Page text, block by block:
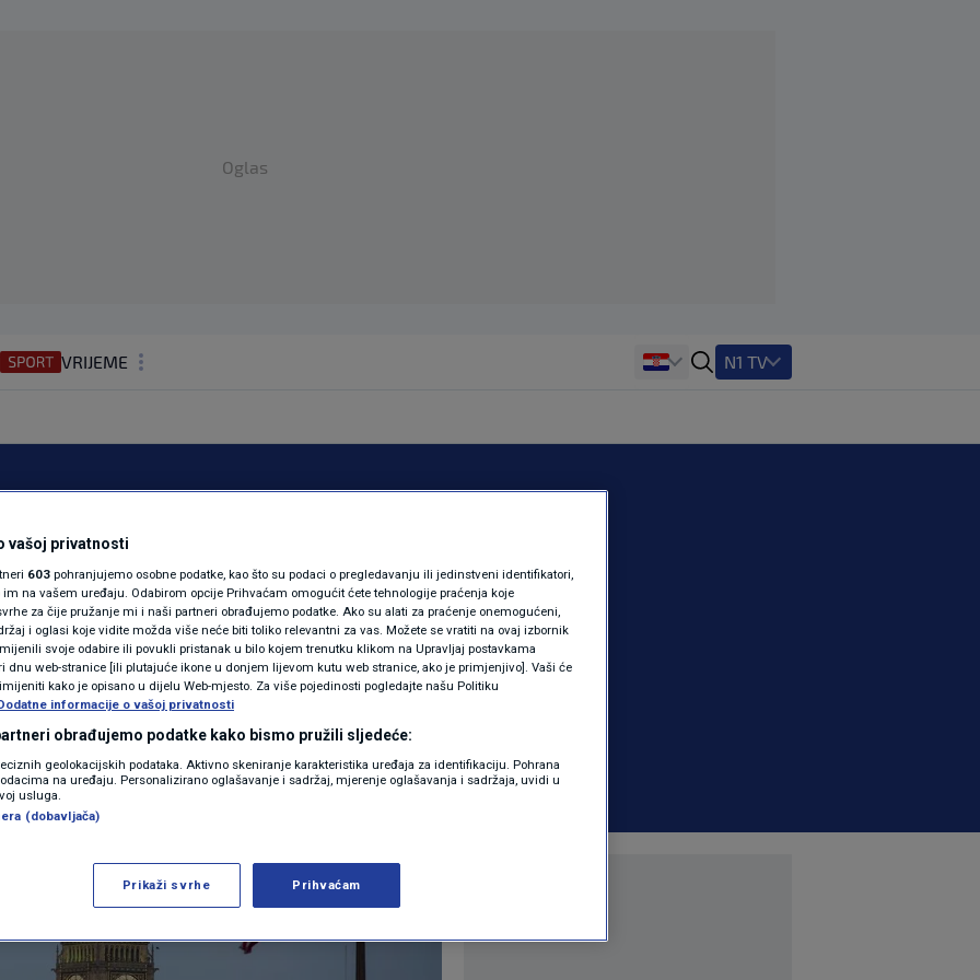
Oglas
VRIJEME
REGIJA
MAGAZIN
KOLUMNE
N1(DIS)INFO
KLIMATSKE PROMJENE
FOTO
VIDEO
N1 TV
ograničava
na tekućim
07. lip. 2019. 18:09 18:13 EKONOMIJA
vašoj privatnosti
603 pohranjujemo osobne podatke, kao što su podaci o pregledavanju ili jedinstveni identifikatori,
na vašem uređaju. Odabirom opcije Prihvaćam omogućit ćete tehnologije praćenja koje
za čije pružanje mi i naši partneri obrađujemo podatke. Ako su alati za praćenje onemogućeni,
i oglasi koje vidite možda više neće biti toliko relevantni za vas. Možete se vratiti na ovaj izbornik
svoje odabire ili povukli pristanak u bilo kojem trenutku klikom na Upravljaj postavkama
dnu web-stranice [ili plutajuće ikone u donjem lijevom kutu web stranice, ako je primjenjivo]. Vaši će
kako je opisano u dijelu Web-mjesto. Za više pojedinosti pogledajte našu Politiku
informacije o vašoj privatnosti
obrađujemo podatke kako bismo pružili sljedeće:
geolokacijskih podataka. Aktivno skeniranje karakteristika uređaja za identifikaciju. Pohrana
na uređaju. Personalizirano oglašavanje i sadržaj, mjerenje oglašavanja i sadržaja, uvidi u
usluga.
(dobavljača)
Prikaži svrhe Prihvaćam